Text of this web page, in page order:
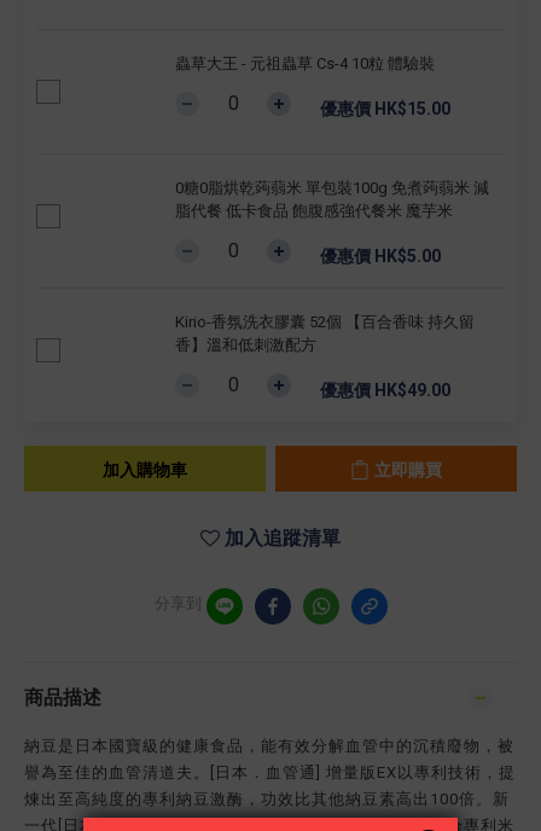
蟲草大王 - 元祖蟲草 Cs-4 10粒 體驗裝
優惠價 HK$15.00
0糖0脂烘乾蒟蒻米 單包裝100g 免煮蒟蒻米 減
脂代餐 低卡食品 飽腹感強代餐米 魔芋米
優惠價 HK$5.00
Kirio-香氛洗衣膠囊 52個 【百合香味 持久留
香】溫和低刺激配方
優惠價 HK$49.00
加入購物車 立即購買
加入追蹤清單
分享到
商品描述
納豆是日本國寶級的健康食品，能有效分解血管中的沉積廢物，被
譽為至佳的血管清道夫。[日本．血管通] 增量版EX以專利技術，提
煉出至高純度的專利納豆激酶，功效比其他納豆素高出100倍。新
一代[日本 ．血管通]增量版EX，納豆激酶增量20%，再配合專利米